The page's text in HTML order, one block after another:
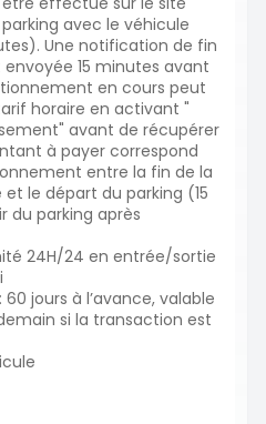
avec le véhicule
Une notification de fin
15 minutes avant
en cours peut
horaire en activant "
avant de récupérer
à payer correspond
entre la fin de la
le départ du parking (15
du parking après
24H/24 en entrée/sortie
jours à l’avance, valable
si la transaction est